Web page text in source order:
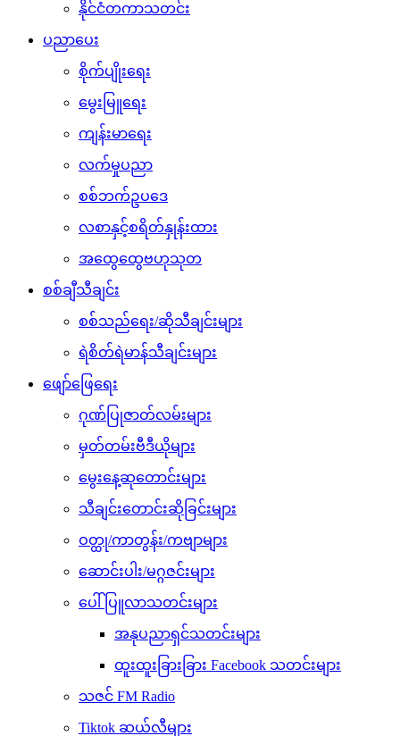
နိုင်ငံတကာသတင်း
ပညာပေး
စိုက်ပျိုးရေး
မွေးမြူရေး
ကျန်းမာရေး
လက်မှုပညာ
စစ်ဘက်ဥပဒေ
လစာနှင့်စရိတ်နှုန်းထား
အထွေထွေဗဟုသုတ
စစ်ချီသီချင်း
စစ်သည်ရေး/ဆိုသီချင်းများ
ရဲစိတ်ရဲမာန်သီချင်းများ
ဖျော်ဖြေရေး
ဂုဏ်ပြုဇာတ်လမ်းများ
မှတ်တမ်းဗီဒီယိုများ
မွေးနေ့ဆုတောင်းများ
သီချင်းတောင်းဆိုခြင်းများ
ဝတ္ထု/ကာတွန်း/ကဗျာများ
ဆောင်းပါး/မဂ္ဂဇင်းများ
ပေါ်ပြူလာသတင်းများ
အနုပညာရှင်သတင်းများ
ထူးထူးခြားခြား Facebook သတင်းများ
သဇင် FM Radio
Tiktok ဆယ်လီများ